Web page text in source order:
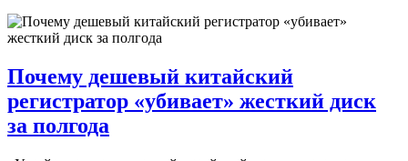
Почему дешевый китайский
регистратор «убивает» жесткий диск
за полгода